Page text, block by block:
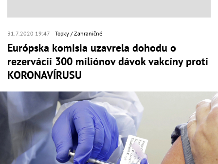
31.7.2020 19:47 Topky Zahraničné
Európska komisia uzavrela dohodu o
rezervácii 300 miliónov dávok vakcíny proti
KORONAVÍRUSU